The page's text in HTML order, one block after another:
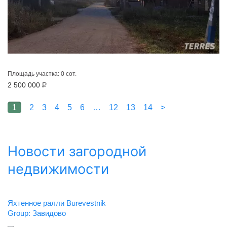
Площадь участка: 0 сот.
2 500 000 Р
1 2 3 4 5 6 … 12 13 14 >
Новости загородной
недвижимости
Яхтенное ралли Burevestnik
Group: Завидово